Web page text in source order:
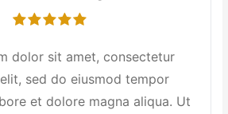
dolor sit amet, consectetur
sed do eiusmod tempor
et dolore magna aliqua. Ut